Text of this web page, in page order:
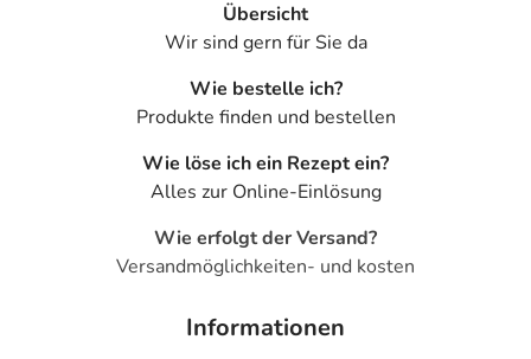
Übersicht
Wir sind gern für Sie da
Wie bestelle ich?
Produkte finden und bestellen
Wie löse ich ein Rezept ein?
Alles zur Online-Einlösung
Wie erfolgt der Versand?
Versandmöglichkeiten- und kosten
Informationen